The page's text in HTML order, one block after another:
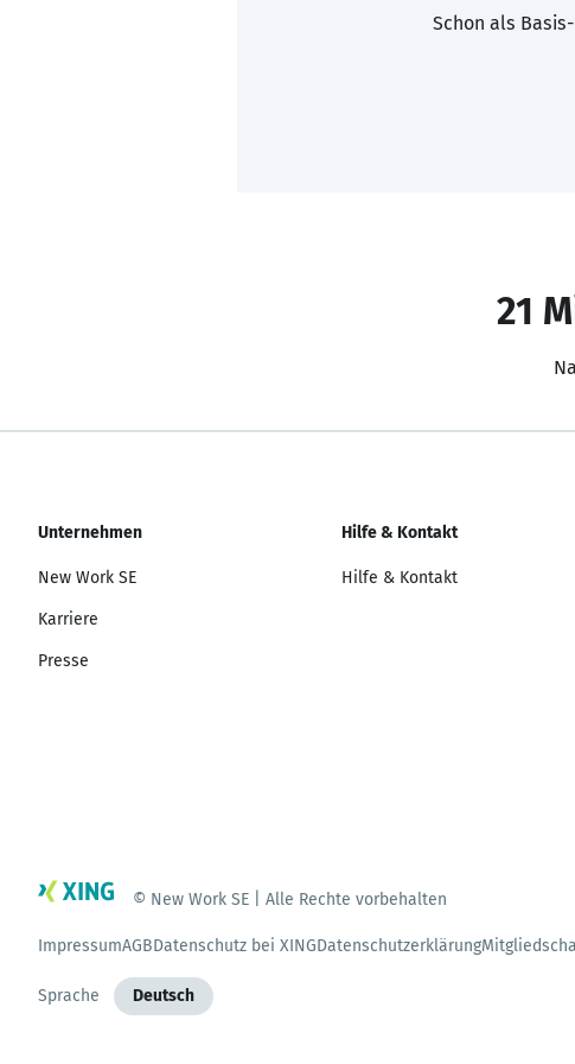
Schon als
21
Unternehmen
New Work SE
Karriere
Presse
Hilfe & Kontakt
Hilfe & Kontakt
© New Work SE | Alle Rechte vorbehalten
ImpressumAGBDatenschutz bei XINGDatenschutzerklärung
Sprache Deutsch